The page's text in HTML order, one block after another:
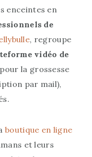
enceintes en
de
, regroupe
vidéo de
la grossesse
par mail),
boutique en ligne
et leurs